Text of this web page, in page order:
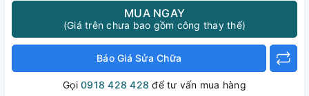
MUA NGAY
(Giá trên chưa bao gồm công thay thế)
Báo Giá Sửa Chữa
Gọi0918 428 428 để tư vấn mua hàng